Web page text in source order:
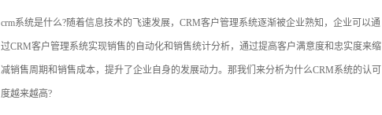
crm系统是什么?随着信息技术的飞速发展，CRM客户管理系统逐渐被企业熟知，企业可以通
过CRM客户管理系统实现销售的自动化和销售统计分析，通过提高客户满意度和忠实度来缩
减销售周期和销售成本，提升了企业自身的发展动力。那我们来分析为什么CRM系统的认可
度越来越高?